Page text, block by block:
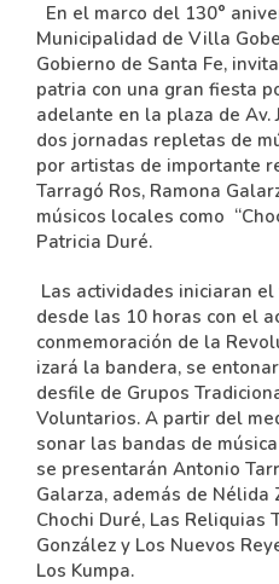
En el marco del 130°
Municipalidad de Villa
Gobierno de Santa Fe,
patria con una gran fiesta
adelante en la plaza de Av.
dos jornadas repletas de
por artistas de importante
Tarragó Ros, Ramona
músicos locales como
Patricia Duré.
Las actividades iniciaran
desde las 10 horas con el
conmemoración de la
izará la bandera, se
desfile de Grupos
Voluntarios. A partir del
sonar las bandas de
se presentarán Antonio
Galarza, además de Nélida
Chochi Duré, Las Reliquias
González y Los Nuevos
Los Kumpa.